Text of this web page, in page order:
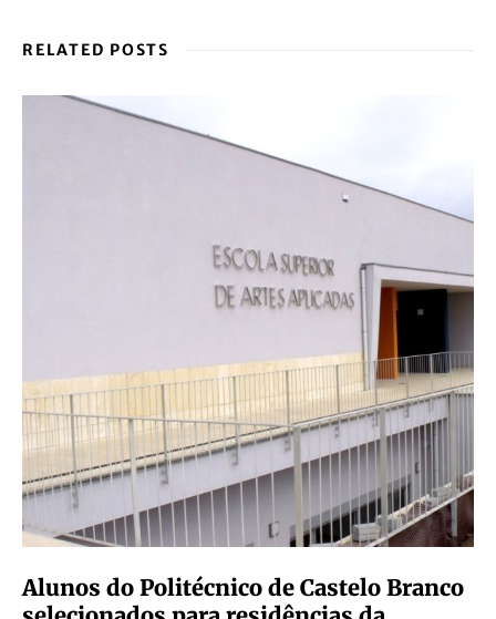
by Interior do Avesso
DENUNCIA E CONSULTA:
RELATED POSTS